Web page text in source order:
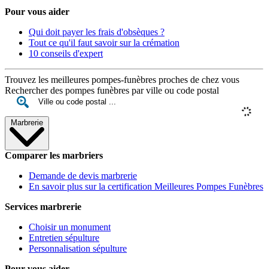
Pour vous aider
Qui doit payer les frais d'obsèques ?
Tout ce qu'il faut savoir sur la crémation
10 conseils d'expert
Trouvez les meilleures pompes-funèbres proches de chez vous
Rechercher des pompes funèbres par ville ou code postal
Marbrerie
Comparer les marbriers
Demande de devis marbrerie
En savoir plus sur la certification Meilleures Pompes Funèbres
Services marbrerie
Choisir un monument
Entretien sépulture
Personnalisation sépulture